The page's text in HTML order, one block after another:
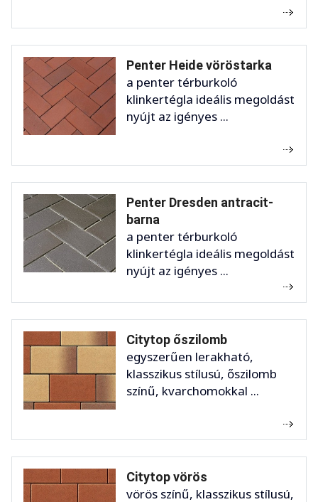
Penter Heide vöröstarka
a penter térburkoló
klinkertégla ideális megoldást
nyújt az igényes ...
Penter Dresden antracit-
barna
a penter térburkoló
klinkertégla ideális megoldást
nyújt az igényes ...
Citytop őszilomb
egyszerűen lerakható,
klasszikus stílusú, őszilomb
színű, kvarchomokkal ...
Citytop vörös
vörös színű, klasszikus stílusú,